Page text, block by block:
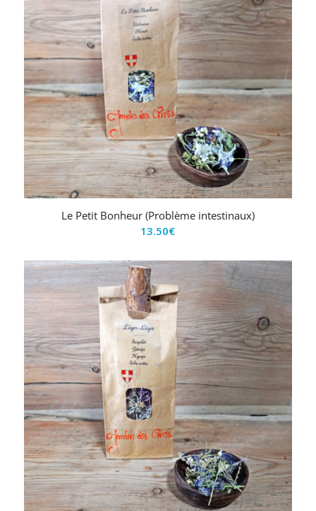
Le Petit Bonheur (Problème intestinaux)
13.50€